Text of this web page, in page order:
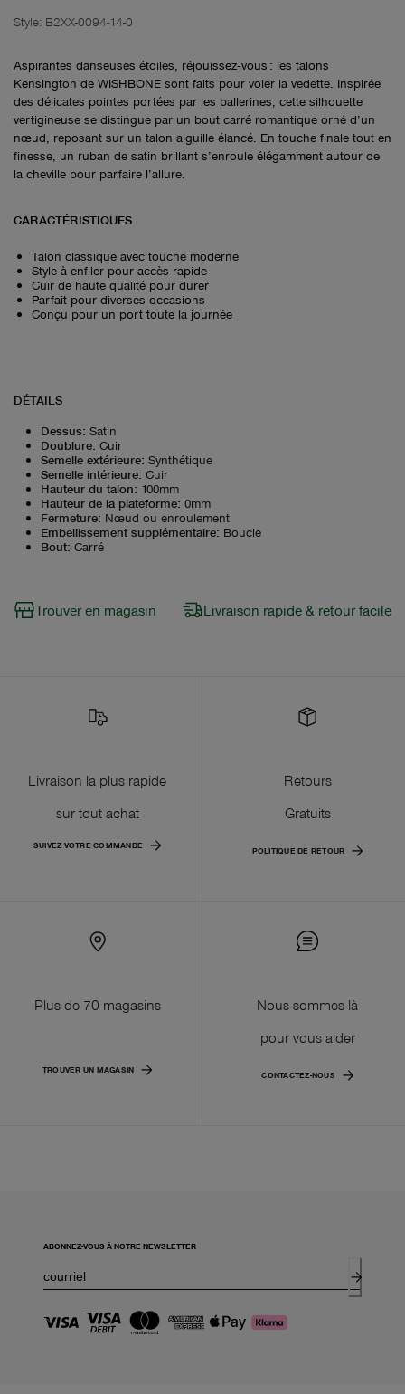
Style: B2XX-0094-14-0
Aspirantes danseuses étoiles, réjouissez‑vous : les talons
Kensington de WISHBONE sont faits pour voler la vedette. Inspirée
des délicates pointes portées par les ballerines, cette silhouette
vertigineuse se distingue par un bout carré romantique orné d’un
nœud, reposant sur un talon aiguille élancé. En touche finale tout en
finesse, un ruban de satin brillant s’enroule élégamment autour de
la cheville pour parfaire l’allure.
CARACTÉRISTIQUES
Talon classique avec touche moderne
Style à enfiler pour accès rapide
Cuir de haute qualité pour durer
Parfait pour diverses occasions
Conçu pour un port toute la journée
DÉTAILS
Dessus: Satin
Doublure: Cuir
Semelle extérieure: Synthétique
Semelle intérieure: Cuir
Hauteur du talon: 100mm
Hauteur de la plateforme: 0mm
Fermeture: Nœud ou enroulement
Embellissement supplémentaire: Boucle
Bout: Carré
Trouver en magasin Livraison rapide & retour facile
Livraison la plus rapide
sur tout achat
SUIVEZ VOTRE COMMANDE
Retours
Gratuits
POLITIQUE DE RETOUR
Plus de 70 magasins
TROUVER UN MAGASIN
Nous sommes là
pour vous aider
CONTACTEZ-NOUS
ABONNEZ-VOUS À NOTRE NEWSLETTER